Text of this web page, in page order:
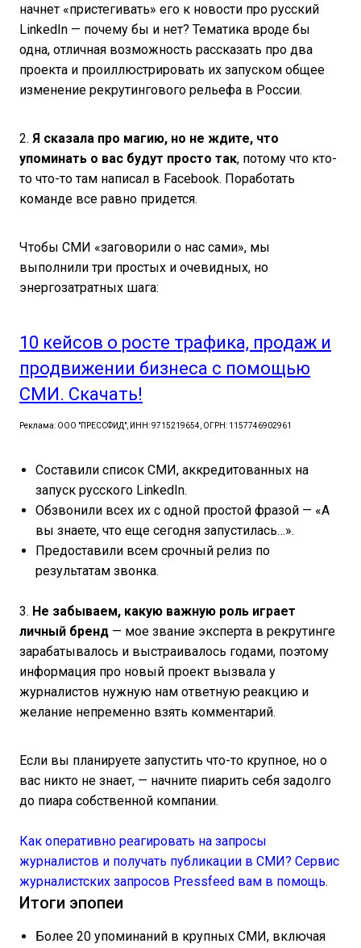
начнет «пристегивать» его к новости про русский
LinkedIn — почему бы и нет? Тематика вроде бы
одна, отличная возможность рассказать про два
проекта и проиллюстрировать их запуском общее
изменение рекрутингового рельефа в России.
2. Я сказала про магию, но не ждите, что
упоминать о вас будут просто так, потому что кто-
то что-то там написал в Facebook. Поработать
команде все равно придется.
Чтобы СМИ «заговорили о нас сами», мы
выполнили три простых и очевидных, но
энергозатратных шага:
10 кейсов о росте трафика, продаж и
продвижении бизнеса с помощью
СМИ. Скачать!
Реклама: ООО "ПРЕССФИД", ИНН: 9715219654, ОГРН: 1157746902961
Составили список СМИ, аккредитованных на
запуск русского LinkedIn.
Обзвонили всех их с одной простой фразой — «А
вы знаете, что еще сегодня запустилась…».
Предоставили всем срочный релиз по
результатам звонка.
3. Не забываем, какую важную роль играет
личный бренд — мое звание эксперта в рекрутинге
зарабатывалось и выстраивалось годами, поэтому
информация про новый проект вызвала у
журналистов нужную нам ответную реакцию и
желание непременно взять комментарий.
Если вы планируете запустить что-то крупное, но о
вас никто не знает, — начните пиарить себя задолго
до пиара собственной компании.
Как оперативно реагировать на запросы
журналистов и получать публикации в СМИ? Сервис
журналистских запросов Pressfeed вам в помощь.
Итоги эпопеи
Более 20 упоминаний в крупных СМИ, включая